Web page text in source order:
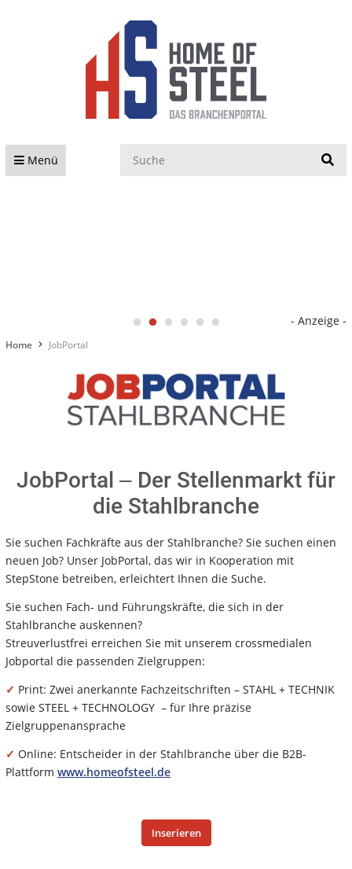
Menü
- Anzeige -
Home JobPortal
JobPortal ‒ Der Stellenmarkt für
die Stahlbranche
Sie suchen Fachkräfte aus der Stahlbranche? Sie suchen einen
neuen Job? Unser JobPortal, das wir in Kooperation mit
StepStone betreiben, erleichtert Ihnen die Suche.
Sie suchen Fach- und Führungskräfte, die sich in der
Stahlbranche auskennen?
Streuverlustfrei erreichen Sie mit unserem crossmedialen
Jobportal die passenden Zielgruppen:
✓ Print: Zwei anerkannte Fachzeitschriften – STAHL + TECHNIK
sowie STEEL + TECHNOLOGY – für Ihre präzise
Zielgruppenansprache
✓ Online: Entscheider in der Stahlbranche über die B2B-
Plattform www.homeofsteel.de
Inserieren